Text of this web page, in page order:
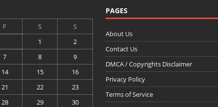
F S
S
1
2
7 8
9
14 15
16
21 22
23
28 29
30
PAGES
About Us
Contact Us
DMCA / Copyrights Disclaimer
Privacy Policy
Terms of Service